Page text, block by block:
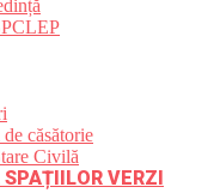
căsătorie
Civilă
SPAȚIILOR VERZI